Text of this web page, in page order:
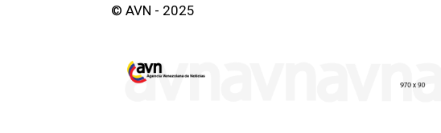
© AVN - 2025